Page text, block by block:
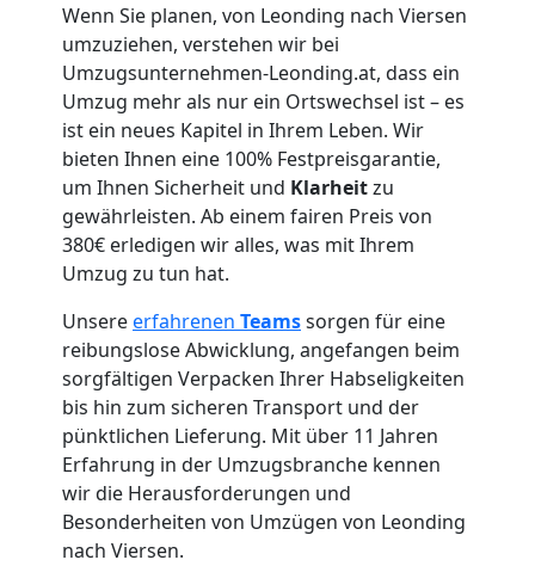
Wenn Sie planen, von Leonding nach Viersen
umzuziehen, verstehen wir bei
Umzugsunternehmen-Leonding.at, dass ein
Umzug mehr als nur ein Ortswechsel ist – es
ist ein neues Kapitel in Ihrem Leben. Wir
bieten Ihnen eine 100% Festpreisgarantie,
um Ihnen Sicherheit und Klarheitzu
gewährleisten. Ab einem fairen Preis von
380€ erledigen wir alles, was mit Ihrem
Umzug zu tun hat.
Unsereerfahrenen Teamssorgen für eine
reibungslose Abwicklung, angefangen beim
sorgfältigen Verpacken Ihrer Habseligkeiten
bis hin zum sicheren Transport und der
pünktlichen Lieferung. Mit über 11 Jahren
Erfahrung in der Umzugsbranche kennen
wir die Herausforderungen und
Besonderheiten von Umzügen von Leonding
nach Viersen.
Umzug
für
Senioren
Leonding
Fernumzug
Leonding
Firmenumzug